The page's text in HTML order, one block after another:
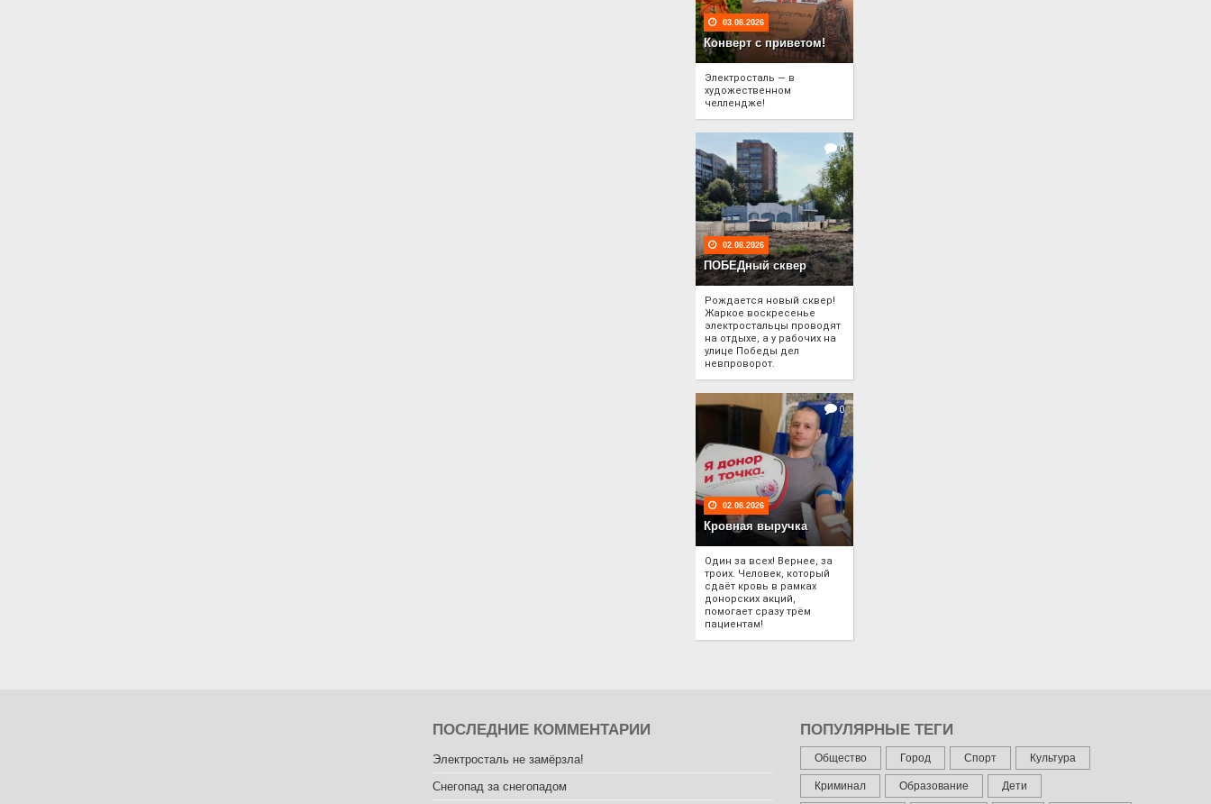
03.08.2026
Конверт с приветом!
Электросталь — в
художественном
челлендже!
0
02.08.2026
ПОБЕДный сквер
Рождается новый сквер!
Жаркое воскресенье
электростальцы проводят
на отдыхе, а у рабочих на
улице Победы дел
невпроворот.
0
02.08.2026
Кровная выручка
Один за всех! Вернее, за
троих. Человек, который
сдаёт кровь в рамках
донорских акций,
помогает сразу трём
пациентам!
ПОСЛЕДНИЕ КОММЕНТАРИИ
Электросталь не замёрзла!
Снегопад за снегопадом
ПОПУЛЯРНЫЕ ТЕГИ
Общество Город Спорт Культура
Криминал Образование Дети